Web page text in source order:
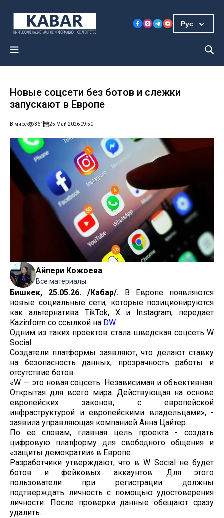
Рус
Новые соцсети без ботов и слежки
запускают в Европе
В мире 361 25 Май 202609:50
Айпери Кожоева
Все материалы
Бишкек, 25.05.26. /Кабар/. В Европе появляются
новые социальные сети, которые позиционируются
как альтернатива TikTok, X и Instagram, передает
Kazinform со ссылкой на DW.
Одним из таких проектов стала шведская соцсеть W
Social.
Создатели платформы заявляют, что делают ставку
на безопасность данных, прозрачность работы и
отсутствие ботов.
«W — это новая соцсеть. Независимая и объективная.
Открытая для всего мира. Действующая на основе
европейских законов, с европейской
инфраструктурой и европейскими владельцами», -
заявила управляющая компанией Анна Цайтер.
По ее словам, главная цель проекта - создать
цифровую платформу для свободного общения и
«защиты демократии» в Европе.
Разработчики утверждают, что в W Social не будет
ботов и фейковых аккаунтов. Для этого
пользователи при регистрации должны
подтверждать личность с помощью удостоверения
личности. После проверки данные обещают сразу
удалить.